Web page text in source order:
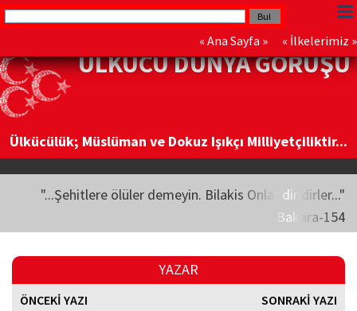
« Ana Sayfa » « İlkelerimiz »
ÜLKÜCÜ DÜNYA GÖRÜŞÜ
Ülkücülük; Müslüman ve Dokuz Işıkçı Milliyetçiliktir...
"...Şehitlere ölüler demeyin. Bilakis Onlar diridirler..."
Bakara-154
YAZAR
ÖNCEKİ YAZI SONRAKİ YAZI